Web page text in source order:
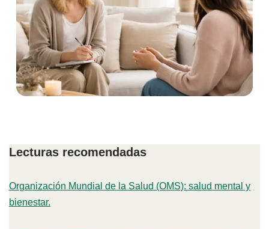
Lecturas recomendadas
Organización Mundial de la Salud (OMS): salud mental y
bienestar.